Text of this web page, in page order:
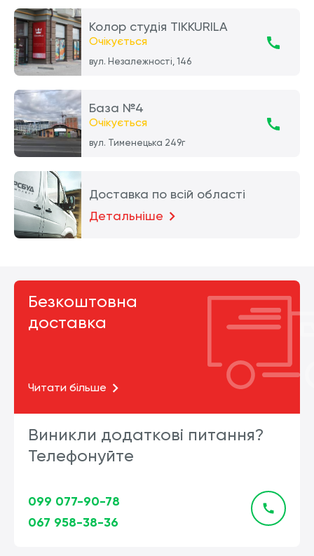
Колор студія TIKKURILA
Очікується
вул. Незалежності, 146
База №4
Очікується
вул. Тименецька 249г
Доставка по всій області
Детальніше
Безкоштовна
доставка
Читати більше
Виникли додаткові питання?
Телефонуйте
099 077-90-78
067 958-38-36